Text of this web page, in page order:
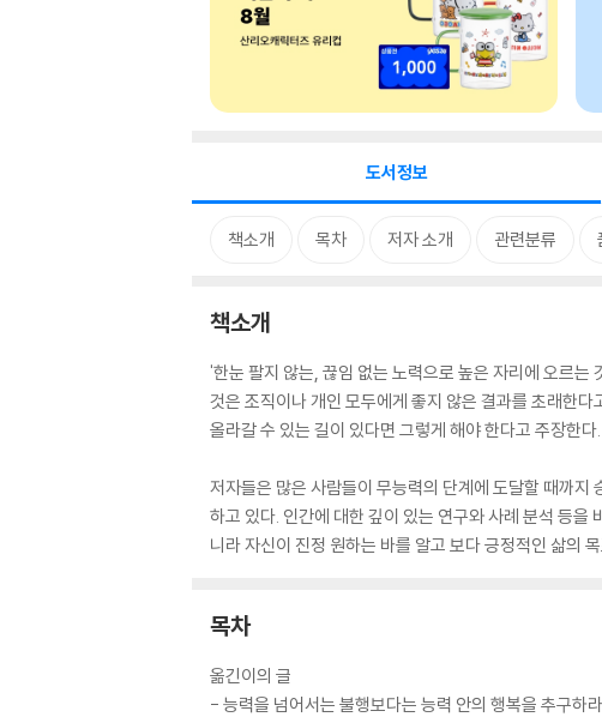
도서정보
책소개 목차 저자 소개 관련분류
책소개
'한눈 팔지 않는, 끊임 없는 노력으로 높은 자리에 오르
것은 조직이나 개인 모두에게 좋지 않은 결과를 초래한
올라갈 수 있는 길이 있다면 그렇게 해야 한다고 주장한다.
저자들은 많은 사람들이 무능력의 단계에 도달할 때까지
하고 있다. 인간에 대한 깊이 있는 연구와 사례 분석 등
니라 자신이 진정 원하는 바를 알고 보다 긍정적인 삶의
목차
옮긴이의 글
- 능력을 넘어서는 불행보다는 능력 안의 행복을 추구하라